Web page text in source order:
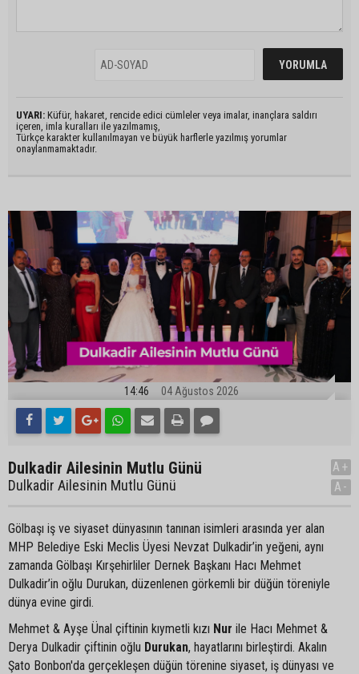
UYARI: Küfür, hakaret, rencide edici cümleler veya imalar, inançlara saldırı
içeren, imla kuralları ile yazılmamış,
Türkçe karakter kullanılmayan ve büyük harflerle yazılmış yorumlar
onaylanmamaktadır.
14:46 04 Ağustos 2026
Dulkadir Ailesinin Mutlu Günü
Dulkadir Ailesinin Mutlu Günü
A+
A-
Gölbaşı iş ve siyaset dünyasının tanınan isimleri arasında yer alan
MHP Belediye Eski Meclis Üyesi Nevzat Dulkadir’in yeğeni, aynı
zamanda Gölbaşı Kırşehirliler Dernek Başkanı Hacı Mehmet
Dulkadir’in oğlu Durukan, düzenlenen görkemli bir düğün töreniyle
dünya evine girdi.
Mehmet & Ayşe Ünal çiftinin kıymetli kızı Nur ile Hacı Mehmet &
Derya Dulkadir çiftinin oğlu Durukan, hayatlarını birleştirdi. Akalın
Şato Bonbon'da gerçekleşen düğün törenine siyaset, iş dünyası ve